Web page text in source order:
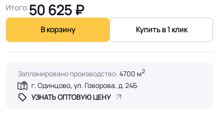
Итого:50 625 ₽
В корзину Купить в 1 клик
Запланировано производство: 4700 м2
г. Одинцово, ул. Говорова, д. 24Б
УЗНАТЬ ОПТОВУЮ ЦЕНУ